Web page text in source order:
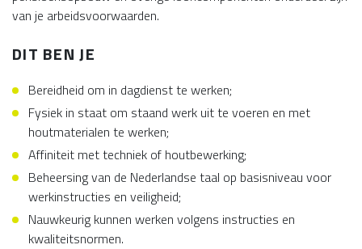
van je arbeidsvoorwaarden.
DIT BEN JE
Bereidheid om in dagdienst te werken;
Fysiek in staat om staand werk uit te voeren en met
houtmaterialen te werken;
Affiniteit met techniek of houtbewerking;
Beheersing van de Nederlandse taal op basisniveau voor
werkinstructies en veiligheid;
Nauwkeurig kunnen werken volgens instructies en
kwaliteitsnormen.